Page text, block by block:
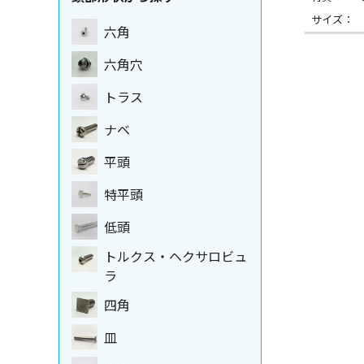
サイズ：
六角
六角穴
トラス
ナベ
平頭
特平頭
低頭
トルクス・ヘクサロビュ
ラ
四角
皿